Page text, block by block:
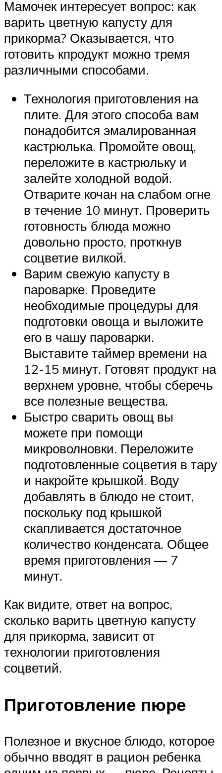
Мамочек интересует вопрос: как
варить цветную капусту для
прикорма? Оказывается, что
готовить кпродукт можно тремя
различными способами.
Технология приготовления на
плите. Для этого способа вам
понадобится эмалированная
кастрюлька. Промойте овощ,
переложите в кастрюльку и
залейте холодной водой.
Отварите кочан на слабом огне
в течение 10 минут. Проверить
готовность блюда можно
довольно просто, проткнув
соцветие вилкой.
Варим свежую капусту в
пароварке. Проведите
необходимые процедуры для
подготовки овоща и выложите
его в чашу пароварки.
Выставите таймер времени на
12-15 минут. Готовят продукт на
верхнем уровне, чтобы сберечь
все полезные вещества.
Быстро сварить овощ вы
можете при помощи
микроволновки. Переложите
подготовленные соцветия в тару
и накройте крышкой. Воду
добавлять в блюдо не стоит,
поскольку под крышкой
скапливается достаточное
количество конденсата. Общее
время приготовления — 7
минут.
Как видите, ответ на вопрос,
сколько варить цветную капусту
для прикорма, зависит от
технологии приготовления
соцветий.
Приготовление пюре
Полезное и вкусное блюдо, которое
обычно вводят в рацион ребенка